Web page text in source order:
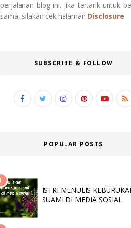
perjalanan blog ini. Jika tertarik untuk
sama, silakan cek halaman Disclosure
SUBSCRIBE & FOLLOW
POPULAR POSTS
ISTRI MENULIS
SUAMI DI MEDIA SOSIAL